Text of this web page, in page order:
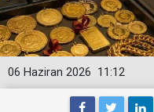
11:12
06 Haziran 2026